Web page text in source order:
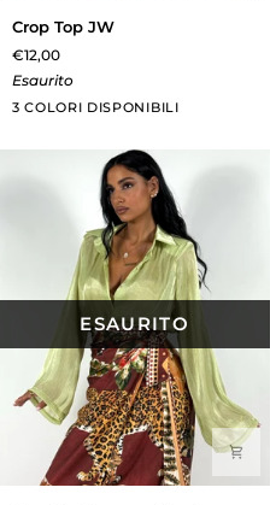
Top
JW
Crop Top JW
€12,00
Esaurito
3 COLORI DISPONIBILI
PannaMarroneBianco
ESAURITO